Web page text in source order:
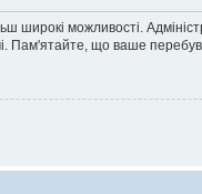
широкі можливості.
Пам'ятайте, що ваше